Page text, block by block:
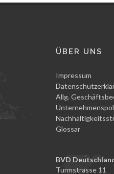
ÜBER UNS
Impressum
Allg.
Glossar
BVD
Turmstrasse 11